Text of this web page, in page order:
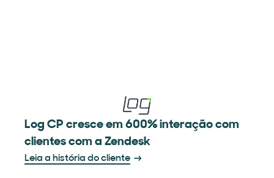
Log CP cresce em 600% interação com
clientes com a Zendesk
Leia a história do cliente